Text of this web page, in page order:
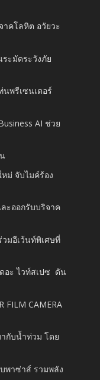
าคโลหิต อวัยวะ
ะมัดระวังภัย
นพรีเซนเตอร์
AI ช่วย
ม่ จับไมค์ร้อง
ะออกรับบริจาค
มอีเว้นท์พิเศษที่
อะ ไวท์สเปซ ดัน
FILM CAMERA
กับน้ำท่วม โดย
พาซ่าส์ รวมพลัง